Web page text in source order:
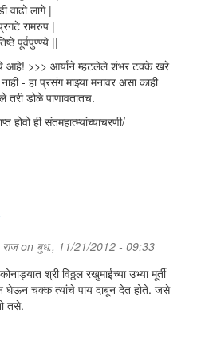
वाढो लागे |
रामरुप |
पूर्वपुण्ण्ये ||
आहे! >>> आर्याने म्हटलेले शंभर टक्के खरे
- हा प्रसंग माझ्या मनावर असा काही
तरी डोळे पाणावतातच.
होवो ही संतमहात्म्यांच्याचरणी/
on बुध., 11/21/2012 - 09:33
श्री विठ्ठल रखुमाईच्या उभ्या मूर्ती
घेऊन चक्क त्यांचे पाय दाबून देत होते. जसे
तसे.